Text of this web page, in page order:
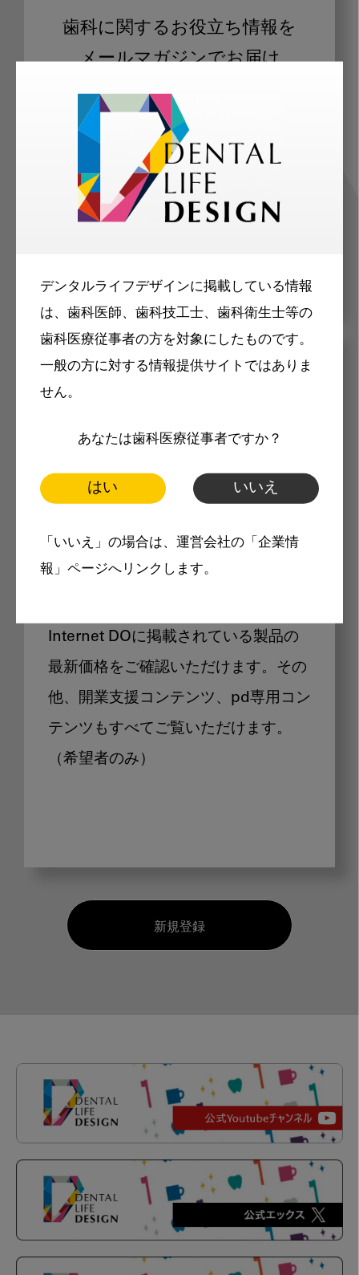
デンタルライフデザインに掲載している情報
は、歯科医師、歯科技工士、歯科衛生士等の
歯科医療従事者の方を対象にしたものです。
一般の方に対する情報提供サイトではありま
せん。
あなたは歯科医療従事者ですか？
はい いいえ
「いいえ」の場合は、運営会社の「企業情
報」ページへリンクします。
歯科に関するお役立ち情報を
メールマガジンでお届け
ご登録いただいた職種（歯科医師、歯
科衛生士、歯科技工士）に合わせた内
容のメールマガジンをお届けします。
メリット
製品価格も閲覧可能
Internet DOに掲載されている製品の
最新価格をご確認いただけます。その
他、開業支援コンテンツ、pd専用コン
テンツもすべてご覧いただけます。
（希望者のみ）
新規登録